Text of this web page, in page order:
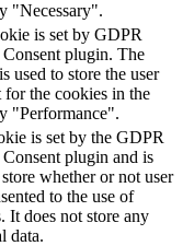
"Necessary".
is set by GDPR
plugin. The
used to store the user
for the cookies in the
"Performance".
is set by the GDPR
plugin and is
whether or not user
to the use of
It does not store any
data.